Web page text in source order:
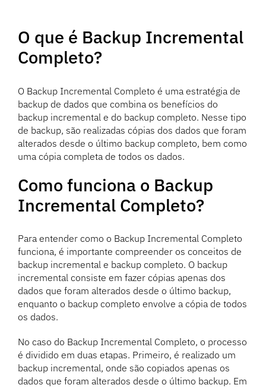
O que é Backup Incremental
Completo?
O Backup Incremental Completo é uma estratégia de
backup de dados que combina os benefícios do
backup incremental e do backup completo. Nesse tipo
de backup, são realizadas cópias dos dados que foram
alterados desde o último backup completo, bem como
uma cópia completa de todos os dados.
Como funciona o Backup
Incremental Completo?
Para entender como o Backup Incremental Completo
funciona, é importante compreender os conceitos de
backup incremental e backup completo. O backup
incremental consiste em fazer cópias apenas dos
dados que foram alterados desde o último backup,
enquanto o backup completo envolve a cópia de todos
os dados.
No caso do Backup Incremental Completo, o processo
é dividido em duas etapas. Primeiro, é realizado um
backup incremental, onde são copiados apenas os
dados que foram alterados desde o último backup. Em